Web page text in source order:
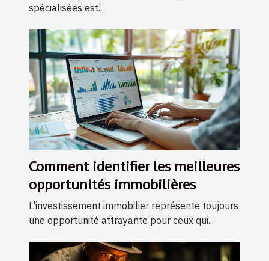
spécialisées est...
Comment identifier les meilleures
opportunités immobilières
L'investissement immobilier représente toujours
une opportunité attrayante pour ceux qui...